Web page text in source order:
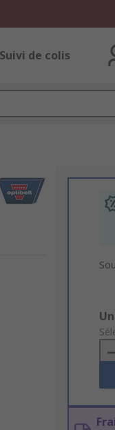
Suivi de colis
to